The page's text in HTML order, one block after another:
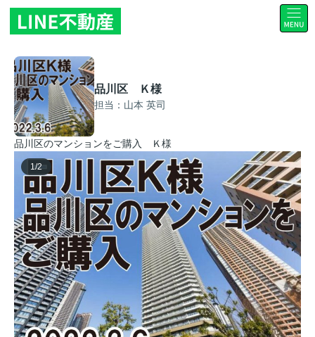
品川区 Ｋ様
担当：山本 英司
品川区のマンションをご購入 Ｋ様
1/2